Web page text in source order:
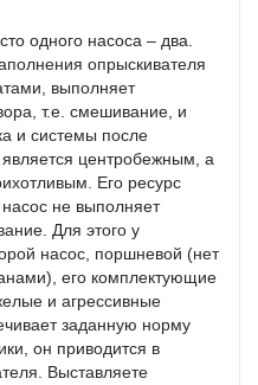
одного насоса – два.
опрыскивателя
выполняет
т.е. смешивание, и
и системы после
центробежным, а
Его ресурс
насос не выполняет
Для этого у
насос, поршневой (нет
его комплектующие
и агрессивные
заданную норму
он приводится в
Выставляете